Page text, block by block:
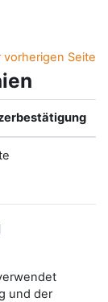
vorherigen Seite
und der